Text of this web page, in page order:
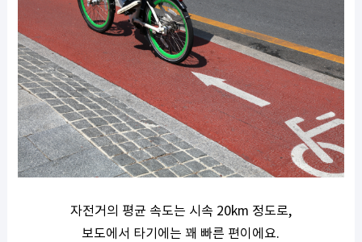
자전거의 평균 속도는 시속 20km 정도로,
보도에서 타기에는 꽤 빠른 편이에요.